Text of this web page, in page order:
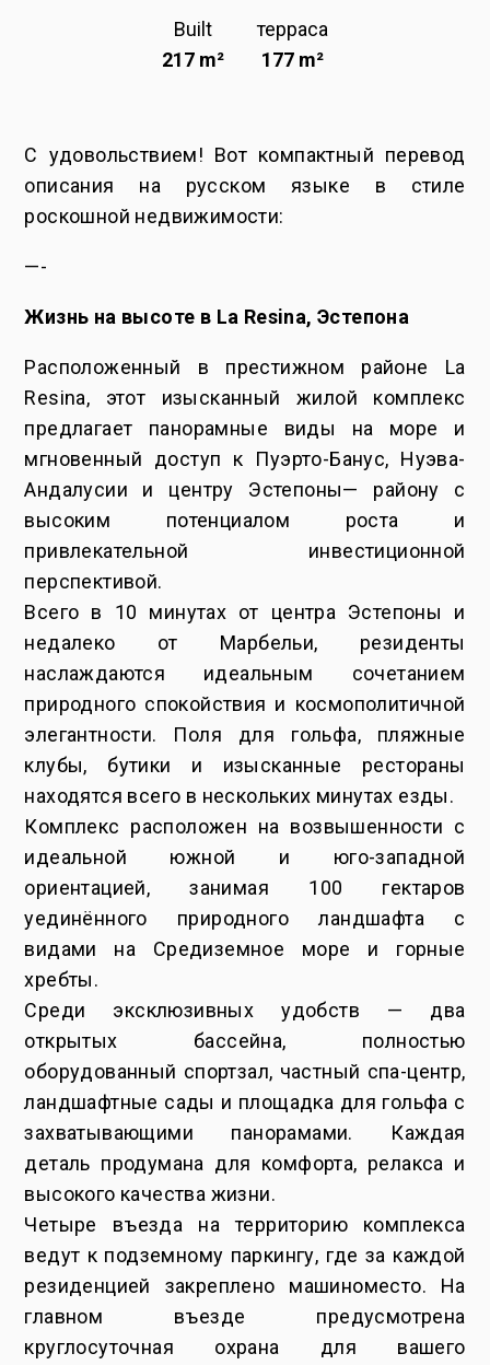
Built
217 m²
терраса
177 m²
С удовольствием! Вот компактный перевод
описания на русском языке в стиле
роскошной недвижимости:
—-
Жизнь на высоте в La Resina, Эстепона
Расположенный в престижном районе La
Resina, этот изысканный жилой комплекс
предлагает панорамные виды на море и
мгновенный доступ к Пуэрто-Банус, Нуэва-
Андалусии и центру Эстепоны— району с
высоким потенциалом роста и
привлекательной инвестиционной
перспективой.
Всего в 10 минутах от центра Эстепоны и
недалеко от Марбельи, резиденты
наслаждаются идеальным сочетанием
природного спокойствия и космополитичной
элегантности. Поля для гольфа, пляжные
клубы, бутики и изысканные рестораны
находятся всего в нескольких минутах езды.
Комплекс расположен на возвышенности с
идеальной южной и юго-западной
ориентацией, занимая 100 гектаров
уединённого природного ландшафта с
видами на Средиземное море и горные
хребты.
Среди эксклюзивных удобств — два
открытых бассейна, полностью
оборудованный спортзал, частный спа-центр,
ландшафтные сады и площадка для гольфа с
захватывающими панорамами. Каждая
деталь продумана для комфорта, релакса и
высокого качества жизни.
Четыре въезда на территорию комплекса
ведут к подземному паркингу, где за каждой
резиденцией закреплено машиноместо. На
главном въезде предусмотрена
круглосуточная охрана для вашего